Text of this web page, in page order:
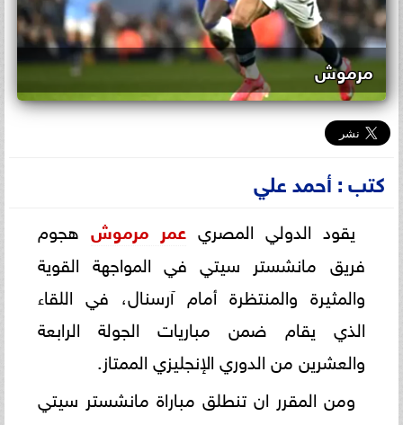
مرموش
كتب : أحمد علي
يقود الدولي المصري عمر مرموشهجوم
فريق مانشستر سيتي في المواجهة القوية
والمثيرة والمنتظرة أمام آرسنال، في اللقاء
الذي يقام ضمن مباريات الجولة الرابعة
والعشرين من الدوري الإنجليزي الممتاز.
ومن المقرر ان تنطلق مباراة مانشستر سيتي